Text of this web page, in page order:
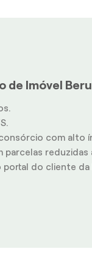
de Imóvel
com alto
reduzidas
do cliente da